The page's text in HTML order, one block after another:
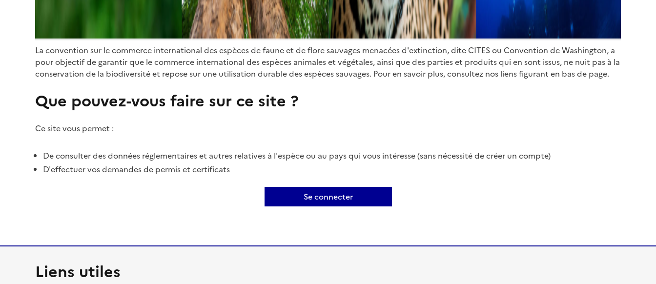
La convention sur le commerce international des espèces de faune et de flore sauvages menacées d'extinction, dite CITES ou Convention de Washington, a
pour objectif de garantir que le commerce international des espèces animales et végétales, ainsi que des parties et produits qui en sont issus, ne nuit pas à la
conservation de la biodiversité et repose sur une utilisation durable des espèces sauvages. Pour en savoir plus, consultez nos liens figurant en bas de page.
Que pouvez-vous faire sur ce site ?
Ce site vous permet :
De consulter des données réglementaires et autres relatives à l'espèce ou au pays qui vous intéresse (sans nécessité de créer un compte)
D'effectuer vos demandes de permis et certificats
Se connecter
Liens utiles